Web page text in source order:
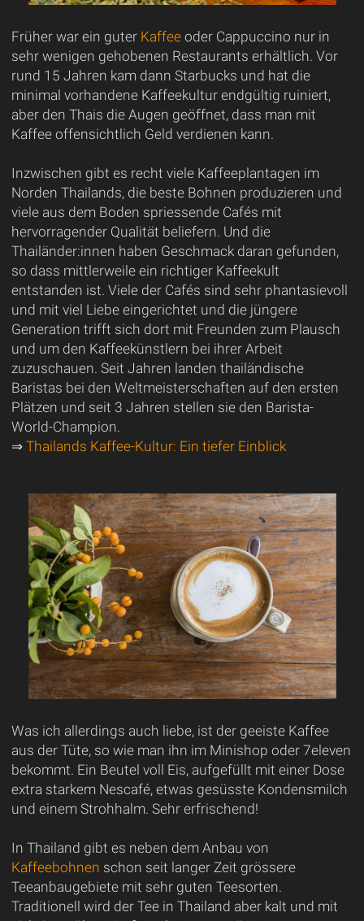
Früher war ein guter Kaffeeoder Cappuccino nur in
sehr wenigen gehobenen Restaurants erhältlich. Vor
rund 15 Jahren kam dann Starbucks und hat die
minimal vorhandene Kaffeekultur endgültig ruiniert,
aber den Thais die Augen geöffnet, dass man mit
Kaffee offensichtlich Geld verdienen kann.
Inzwischen gibt es recht viele Kaffeeplantagen im
Norden Thailands, die beste Bohnen produzieren und
viele aus dem Boden spriessende Cafés mit
hervorragender Qualität beliefern. Und die
Thailänder:innen haben Geschmack daran gefunden,
so dass mittlerweile ein richtiger Kaffeekult
entstanden ist. Viele der Cafés sind sehr phantasievoll
und mit viel Liebe eingerichtet und die jüngere
Generation trifft sich dort mit Freunden zum Plausch
und um den Kaffeekünstlern bei ihrer Arbeit
zuzuschauen. Seit Jahren landen thailändische
Baristas bei den Weltmeisterschaften auf den ersten
Plätzen und seit 3 Jahren stellen sie den Barista-
World-Champion.
⇒ Thailands Kaffee-Kultur: Ein tiefer Einblick
Was ich allerdings auch liebe, ist der geeiste Kaffee
aus der Tüte, so wie man ihn im Minishop oder 7eleven
bekommt. Ein Beutel voll Eis, aufgefüllt mit einer Dose
extra starkem Nescafé, etwas gesüsste Kondensmilch
und einem Strohhalm. Sehr erfrischend!
In Thailand gibt es neben dem Anbau von
Kaffeebohnen schon seit langer Zeit grössere
Teeanbaugebiete mit sehr guten Teesorten.
Traditionell wird der Tee in Thailand aber kalt und mit